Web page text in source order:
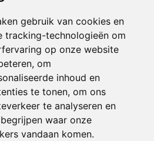
gebruik van cookies en
tracking-technologieën om
op onze website
om
inhoud en
te tonen, om ons
te analyseren en
waar onze
vandaan komen.
Facebook
Instagram
LinkedIn
Pinterest